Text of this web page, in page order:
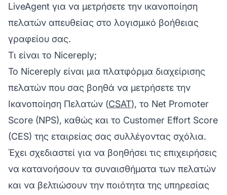
LiveAgent για να μετρήσετε την ικανοποίηση
πελατών απευθείας στο λογισμικό βοήθειας
γραφείου σας.
Τι είναι το Nicereply;
Το Nicereply είναι μια πλατφόρμα διαχείρισης
πελατών που σας βοηθά να μετρήσετε την
Ικανοποίηση Πελατών (CSAT), το Net Promoter
Score (NPS), καθώς και το Customer Effort Score
(CES) της εταιρείας σας συλλέγοντας σχόλια.
Έχει σχεδιαστεί για να βοηθήσει τις επιχειρήσεις
να κατανοήσουν τα συναισθήματα των πελατών
και να βελτιώσουν την ποιότητα της υπηρεσίας